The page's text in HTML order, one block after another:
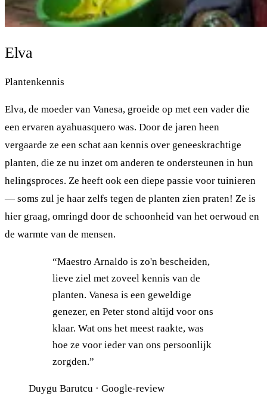
Elva
Plantenkennis
Elva, de moeder van Vanesa, groeide op met een vader die
een ervaren ayahuasquero was. Door de jaren heen
vergaarde ze een schat aan kennis over geneeskrachtige
planten, die ze nu inzet om anderen te ondersteunen in hun
helingsproces. Ze heeft ook een diepe passie voor tuinieren
— soms zul je haar zelfs tegen de planten zien praten! Ze is
hier graag, omringd door de schoonheid van het oerwoud en
de warmte van de mensen.
“Maestro Arnaldo is zo'n bescheiden,
lieve ziel met zoveel kennis van de
planten. Vanesa is een geweldige
genezer, en Peter stond altijd voor ons
klaar. Wat ons het meest raakte, was
hoe ze voor ieder van ons persoonlijk
zorgden.”
Duygu Barutcu · Google-review